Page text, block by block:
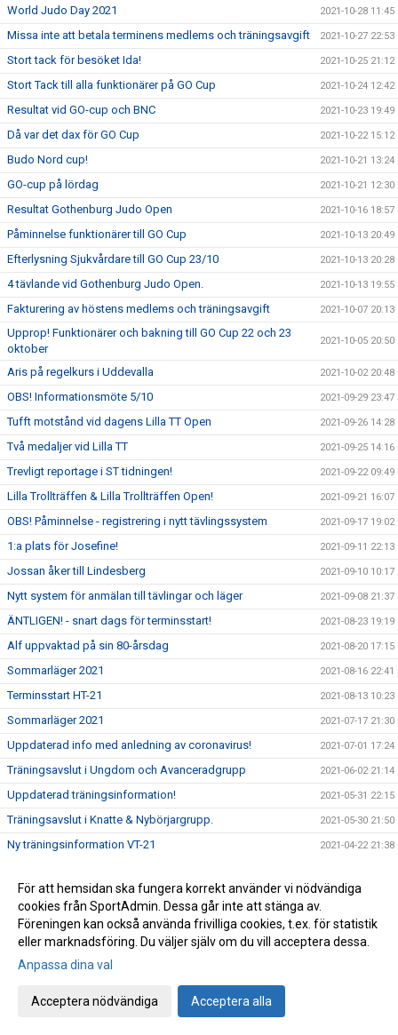
World Judo Day 2021 2021-10-28 11:45
Missa inte att betala terminens medlems och träningsavgift 2021-10-27 22:53
Stort tack för besöket Ida! 2021-10-25 21:12
Stort Tack till alla funktionärer på GO Cup 2021-10-24 12:42
Resultat vid GO-cup och BNC 2021-10-23 19:49
Då var det dax för GO Cup 2021-10-22 15:12
Budo Nord cup! 2021-10-21 13:24
GO-cup på lördag 2021-10-21 12:30
Resultat Gothenburg Judo Open 2021-10-16 18:57
Påminnelse funktionärer till GO Cup 2021-10-13 20:49
Efterlysning Sjukvårdare till GO Cup 23/10 2021-10-13 20:28
4 tävlande vid Gothenburg Judo Open. 2021-10-13 19:55
Fakturering av höstens medlems och träningsavgift 2021-10-07 20:13
Upprop! Funktionärer och bakning till GO Cup 22 och 23
oktober
2021-10-05 20:50
Aris på regelkurs i Uddevalla 2021-10-02 20:48
OBS! Informationsmöte 5/10 2021-09-29 23:47
Tufft motstånd vid dagens Lilla TT Open 2021-09-26 14:28
Två medaljer vid Lilla TT 2021-09-25 14:16
Trevligt reportage i ST tidningen! 2021-09-22 09:49
Lilla Trollträffen & Lilla Trollträffen Open! 2021-09-21 16:07
OBS! Påminnelse - registrering i nytt tävlingssystem 2021-09-17 19:02
1:a plats för Josefine! 2021-09-11 22:13
Jossan åker till Lindesberg 2021-09-10 10:17
Nytt system för anmälan till tävlingar och läger 2021-09-08 21:37
ÄNTLIGEN! - snart dags för terminsstart! 2021-08-23 19:19
Alf uppvaktad på sin 80-årsdag 2021-08-20 17:15
Sommarläger 2021 2021-08-16 22:41
Terminsstart HT-21 2021-08-13 10:23
Sommarläger 2021 2021-07-17 21:30
Uppdaterad info med anledning av coronavirus! 2021-07-01 17:24
Träningsavslut i Ungdom och Avanceradgrupp 2021-06-02 21:14
Uppdaterad träningsinformation! 2021-05-31 22:15
Träningsavslut i Knatte & Nybörjargrupp. 2021-05-30 21:50
Ny träningsinformation VT-21 2021-04-22 21:38
Träningsuppehåll i påsk! 2021-03-29 20:52
Alla måste hjälpa till ..... 2021-03-03 12:52
Träning på Sportlovet? 2021-02-12 19:21
Lättade restriktioner för ungdomar i gymnasieåldern, födda
Uppdatering träningsstart VT-21
För att hemsidan ska fungera korrekt använder vi nödvändiga
cookies från SportAdmin. Dessa går inte att stänga av.
Föreningen kan också använda frivilliga cookies, t.ex. för statistik
eller marknadsföring. Du väljer själv om du vill acceptera dessa.
Anpassa dina val
Acceptera nödvändiga Acceptera alla